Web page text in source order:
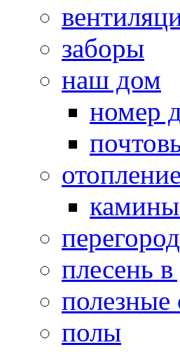
заборы
наш дом
номер
отопление
плесень
полезные
полы